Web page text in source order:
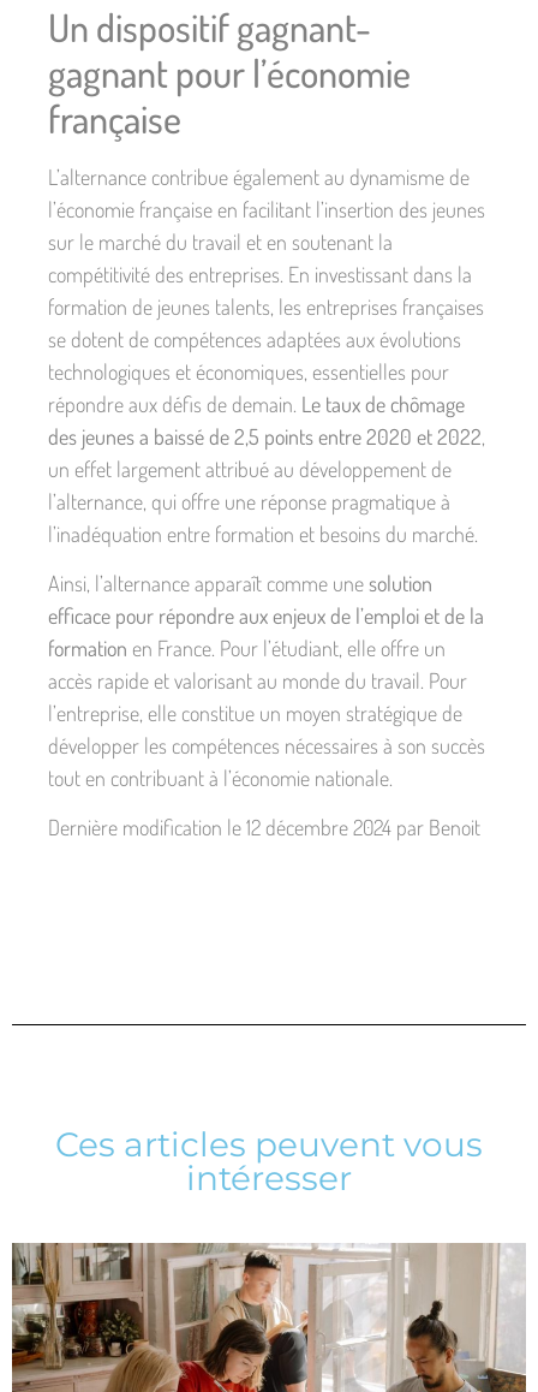
Un dispositif gagnant-
gagnant pour l’économie
française
L’alternance contribue également au dynamisme de
l’économie française en facilitant l’insertion des jeunes
sur le marché du travail et en soutenant la
compétitivité des entreprises. En investissant dans la
formation de jeunes talents, les entreprises françaises
se dotent de compétences adaptées aux évolutions
technologiques et économiques, essentielles pour
répondre aux défis de demain. Le taux de chômage
des jeunes a baissé de 2,5 points entre 2020 et 2022,
un effet largement attribué au développement de
l’alternance, qui offre une réponse pragmatique à
l’inadéquation entre formation et besoins du marché.
Ainsi, l’alternance apparaît comme unesolution
efficace pour répondre aux enjeux de l’emploi et de la
formation en France. Pour l’étudiant, elle offre un
accès rapide et valorisant au monde du travail. Pour
l’entreprise, elle constitue un moyen stratégique de
développer les compétences nécessaires à son succès
tout en contribuant à l’économie nationale.
Dernière modification le 12 décembre 2024 par Benoit
Ces articles peuvent vous
intéresser